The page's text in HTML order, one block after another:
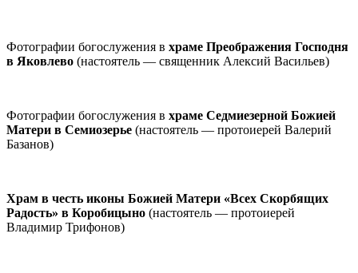
Фотографии богослужения в храме Преображения Господня
в Яковлево (настоятель — священник Алексий Васильев)
Фотографии богослужения в храме Седмиезерной Божией
Матери в Семиозерье (настоятель — протоиерей Валерий
Базанов)
Храм в честь иконы Божией Матери «Всех Скорбящих
Радость» в Коробицыно (настоятель — протоиерей
Владимир Трифонов)